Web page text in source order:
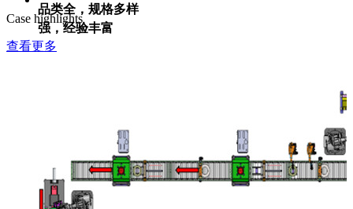
品类全，规格多样
强，经验丰富
Case highlights
查看更多